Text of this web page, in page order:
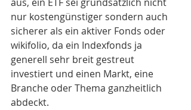
aus, ein ETF sei grundsätzlich nicht
nur kostengünstiger sondern auch
sicherer als ein aktiver Fonds oder
wikifolio, da ein Indexfonds ja
generell sehr breit gestreut
investiert und einen Markt, eine
Branche oder Thema ganzheitlich
abdeckt.